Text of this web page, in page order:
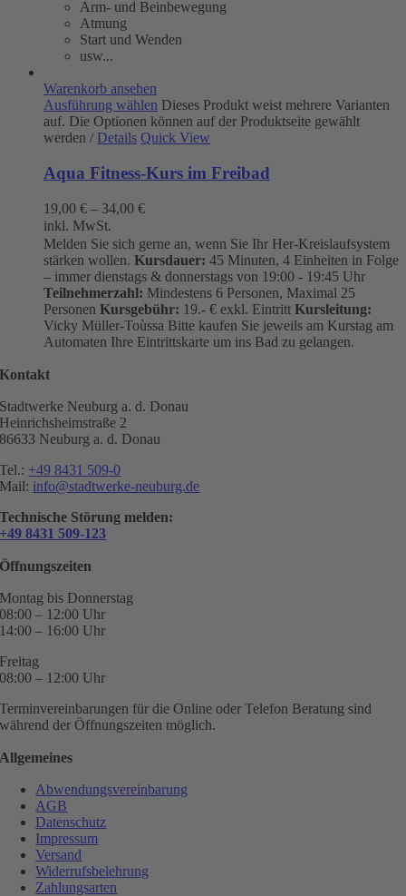
Arm- und Beinbewegung
Atmung
Start und Wenden
usw...
Warenkorb ansehen
Ausführung wählen Dieses Produkt weist mehrere Varianten
auf. Die Optionen können auf der Produktseite gewählt
werden / Details Quick View
Aqua Fitness-Kurs im Freibad
19,00 € – 34,00 €
inkl. MwSt.
Melden Sie sich gerne an, wenn Sie Ihr Her-Kreislaufsystem
stärken wollen. Kursdauer: 45 Minuten, 4 Einheiten in Folge
– immer dienstags & donnerstags von 19:00 - 19:45 Uhr
Teilnehmerzahl: Mindestens 6 Personen, Maximal 25
Personen Kursgebühr: 19.- € exkl. Eintritt Kursleitung:
Vicky Müller-Toùssa Bitte kaufen Sie jeweils am Kurstag am
Automaten Ihre Eintrittskarte um ins Bad zu gelangen.
Kontakt
Stadtwerke Neuburg a. d. Donau
Heinrichsheimstraße 2
86633 Neuburg a. d. Donau
Tel.: +49 8431 509-0
Mail: info@stadtwerke-neuburg.de
Technische Störung melden:
+49 8431 509-123
Öffnungszeiten
Montag bis Donnerstag
08:00 – 12:00 Uhr
14:00 – 16:00 Uhr
Freitag
08:00 – 12:00 Uhr
Terminvereinbarungen für die Online oder Telefon Beratung sind
während der Öffnungszeiten möglich.
Allgemeines
Abwendungsvereinbarung
AGB
Datenschutz
Impressum
Versand
Widerrufsbelehrung
Zahlungsarten